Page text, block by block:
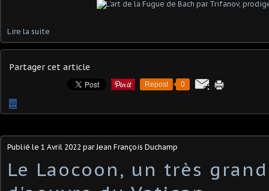
Lire la suite
Partager cet article
Repost 0
…
Publié le 1 Avril 2022 par Jean François Duchamp
Le Laocoon, un très